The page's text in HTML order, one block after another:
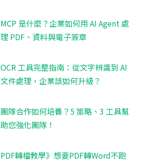
MCP 是什麼？企業如何用 AI Agent 處
理 PDF、資料與電子簽章
OCR 工具完整指南：從文字辨識到 AI
文件處理，企業該如何升級？
團隊合作如何培養？5 策略、3 工具幫
助您強化團隊！
PDF轉檔教學》想要PDF轉Word不跑